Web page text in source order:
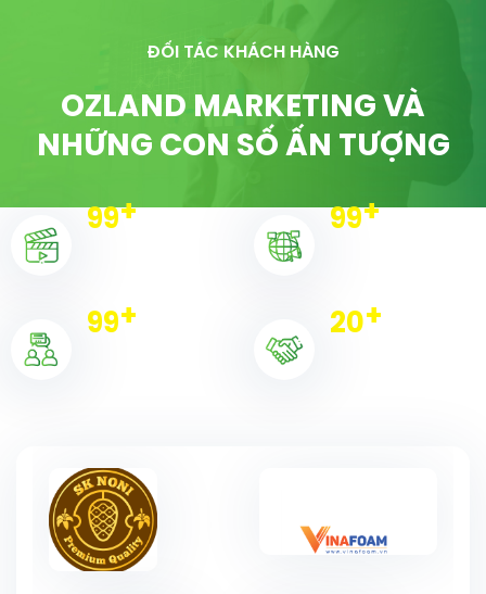
ĐỐI TÁC KHÁCH HÀNG
OZLAND MARKETING VÀ
NHỮNG CON SỐ ẤN TƯỢNG
100+ 100+
100+ 20+